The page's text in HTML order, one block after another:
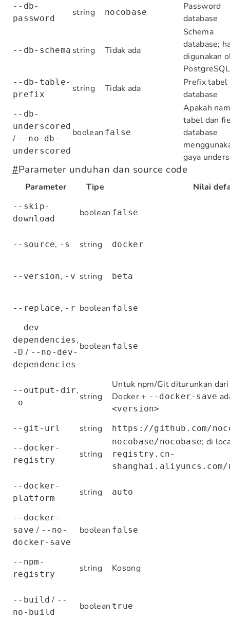
--db-
password
string nocobase
Password
database
--db-schema string Tidak ada
Schema
database;
digunakan
PostgreSQL
--db-table-
prefix
string Tidak ada
Prefix tabel
database
--db-
underscored
/ --no-db-
underscored
boolean false
Apakah
tabel dan
database
gaya
#Parameter unduhan dan source code
Parameter Tipe Nilai
--skip-
download
boolean false
--source, -s string docker
--version, -v string beta
--replace, -r boolean false
--dev-
dependencies ,
-D / --no-dev-
dependencies
boolean false
--output-dir,
-o
string
Untuk npm/Git diturunkan
Docker + --docker-save
<version>
--git-url
string
https://github.com/
--docker-
registry
string
nocobase/nocobase; di
registry.cn-
shanghai.aliyuncs.com/
--docker-
platform
string auto
--docker-
save / --no-
docker-save
boolean false
--npm-
registry
string Kosong
--build / --
no-build
boolean true